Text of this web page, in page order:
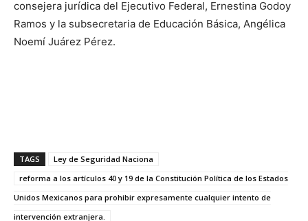
consejera jurídica del Ejecutivo Federal, Ernestina Godoy
Ramos y la subsecretaria de Educación Básica, Angélica
Noemí Juárez Pérez.
TAGS
Ley de Seguridad Naciona
reforma a los artículos 40 y 19 de la Constitución Política de los Estados
Unidos Mexicanos para prohibir expresamente cualquier intento de
intervención extranjera.